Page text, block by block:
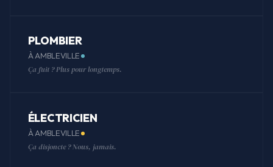
PLOMBIER
À AMBLEVILLE
Ça fuit ? Plus pour longtemps.
ÉLECTRICIEN
À AMBLEVILLE
Ça disjoncte ? Nous, jamais.